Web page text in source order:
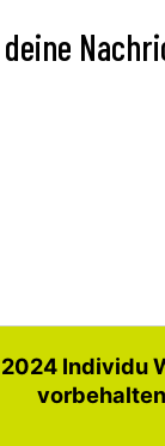
Individu
vorbehalten